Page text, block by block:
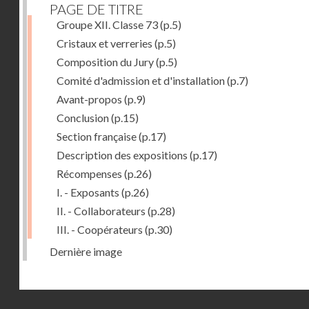
PAGE DE TITRE
Groupe XII. Classe 73(p.5)
Cristaux et verreries (p.5)
Composition du Jury(p.5)
Comité d'admission et d'installation(p.7)
Avant-propos (p.9)
Conclusion(p.15)
Section française(p.17)
Description des expositions (p.17)
Récompenses (p.26)
I. - Exposants (p.26)
II. - Collaborateurs (p.28)
III. - Coopérateurs (p.30)
Dernière image